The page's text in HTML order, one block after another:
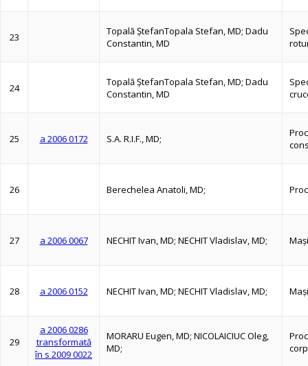
23
Topală ŞtefanTopala Stefan, MD; Dadu
Constantin, MD
24
Topală ŞtefanTopala Stefan, MD; Dadu
Constantin, MD
25 a 2006 0172 S.A. R.I.F., MD;
26 Berechelea Anatoli, MD;
27 a 2006 0067 NECHIT Ivan, MD; NECHIT Vladislav, MD;
28 a 2006 0152 NECHIT Ivan, MD; NECHIT Vladislav, MD;
29
a 2006 0286
transformată
în s 2009 0022
MORARU Eugen, MD; NICOLAICIUC Oleg,
MD;